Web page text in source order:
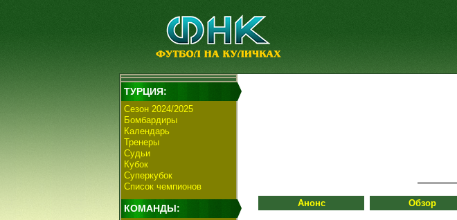
ТУРЦИЯ:
Сезон 2024/2025
Бомбардиры
Календарь
Тренеры
Судьи
Кубок
Суперкубок
Список чемпионов
КОМАНДЫ: Анонс Обзор